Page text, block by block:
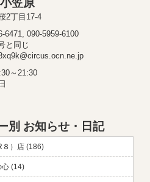
笠原
2丁目17-4
6471, 090-5959-6100
と同じ
～21:30
別 お知らせ・日記
８）店 (186)
心 (14)